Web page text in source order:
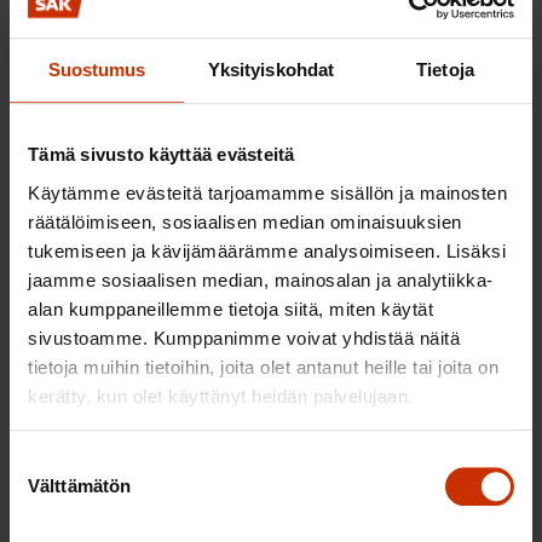
Suostumus Yksityiskohdat Tietoja
Tämä sivusto käyttää evästeitä
Käytämme evästeitä tarjoamamme sisällön ja mainosten
räätälöimiseen, sosiaalisen median ominaisuuksien
tukemiseen ja kävijämäärämme analysoimiseen. Lisäksi
jaamme sosiaalisen median, mainosalan ja analytiikka-
alan kumppaneillemme tietoja siitä, miten käytät
sivustoamme. Kumppanimme voivat yhdistää näitä
tietoja muihin tietoihin, joita olet antanut heille tai joita on
kerätty, kun olet käyttänyt heidän palvelujaan.
valinta
Välttämätön
AV- ja ICT-asennusten suunnittelu ja
ja dokumentaation varmistaminen
käyttöönotot, kierrätys)
tietoturvakäytäntöjen noudattaminen ja
perusvalvonta yhteistyössä asiantuntijoiden
kanssa
yhteistyö sisäisten sidosryhmien ja toimittajien
kanssa
palvelukehityshankkeisiin osallistuminen.
mielenkiintoisen ja vastuullisen roolin, jossa